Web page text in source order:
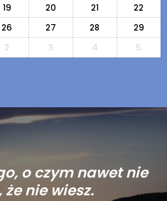
19 20 21
22
26 27 28
29
2 3 4 5
o czym nawet nie
że nie wiesz.